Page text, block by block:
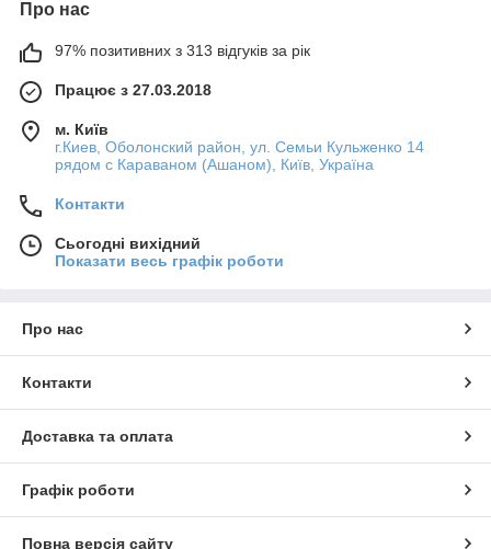
Про нас
97% позитивних з 313 відгуків за рік
Працює з 27.03.2018
м. Київ
г.Киев, Оболонский район, ул. Семьи Кульженко 14
рядом с Караваном (Ашаном), Київ, Україна
Контакти
Сьогодні вихідний
Показати весь графік роботи
Про нас
Контакти
Доставка та оплата
Графік роботи
Повна версія сайту